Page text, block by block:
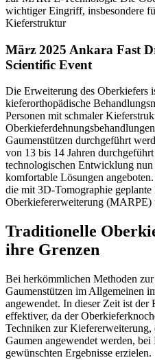
wichtiger Eingriff, insbesondere
Kieferstruktur
März 2025 Ankara Fast
Scientific Event
Die Erweiterung des Oberkiefers
kieferorthopädische
Personen mit schmaler
Gaumenstützen durchgeführt
von 13 bis 14 Jahren
technologischen Entwicklung
komfortable Lösungen
die mit 3D-Tomographie
Oberkiefererweiterung (MARPE)
Traditionelle
ihre Grenzen
Bei herkömmlichen Methoden
Gaumenstützen im Allgemeinen
angewendet. In dieser Zeit ist der
effektiver, da der
Techniken zur
Gaumen angewendet werden,
gewünschten Ergebnisse erzielen.